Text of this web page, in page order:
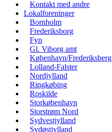
Kontakt med andre
Lokalforeninger
Bornholm
Frederiksborg
Fyn
Gl. Viborg amt
København/Frederiksberg
Lolland-Falster
Nordjylland
Ringkøbing
Roskilde
Storkøbenhavn
Storstrøm Nord
Sydvestjylland
Sydøstjylland